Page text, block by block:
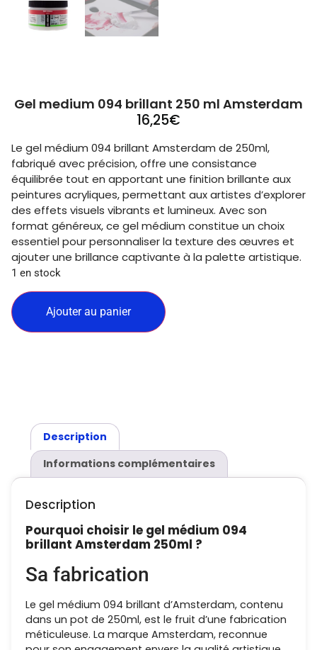
Gel medium 094 brillant 250 ml Amsterdam
16,25€
Le gel médium 094 brillant Amsterdam de 250ml,
fabriqué avec précision, offre une consistance
équilibrée tout en apportant une finition brillante aux
peintures acryliques, permettant aux artistes d’explorer
des effets visuels vibrants et lumineux. Avec son
format généreux, ce gel médium constitue un choix
essentiel pour personnaliser la texture des œuvres et
ajouter une brillance captivante à la palette artistique.
1 en stock
Ajouter au panier
Description
Informations complémentaires
Description
Pourquoi choisir le gel médium 094
brillant Amsterdam 250ml ?
Sa fabrication
Le gel médium 094 brillant d’Amsterdam, contenu
dans un pot de 250ml, est le fruit d’une fabrication
méticuleuse. La marque Amsterdam, reconnue